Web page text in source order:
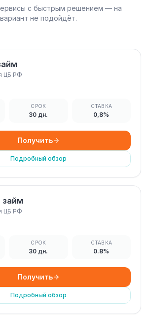
с быстрым решением — на
не подойдёт.
ЦБ РФ
СРОК
30 дн.
СТАВКА
0,8%
Получить
Подробный обзор
займ
ЦБ РФ
СРОК
30 дн.
СТАВКА
0.8%
Получить
Подробный обзор